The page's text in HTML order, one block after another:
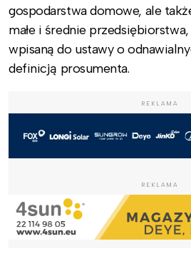
gospodarstwa domowe, ale
małe i średnie
wpisaną do ustawy o
definicją prosumenta.
REKLAMA
REKLAMA